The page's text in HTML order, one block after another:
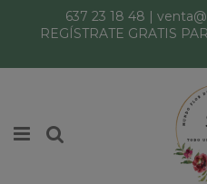
637 23 18 48 |
REGÍSTRATE GRATIS